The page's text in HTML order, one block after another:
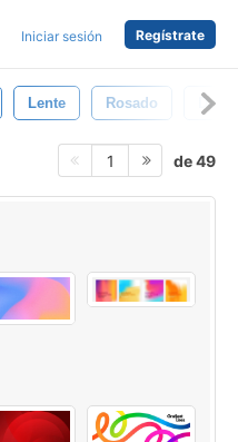
Iniciar sesión Regístrate
Lente Rosado
1 de 49